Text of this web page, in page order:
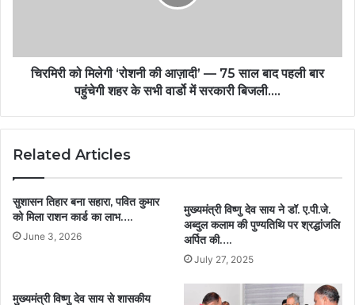
चिरमिरी को मिलेगी ‘रोशनी की आज़ादी’ — 75 साल बाद पहली बार
पहुंचेगी शहर के सभी वार्डो में सरकारी बिजली….
Related Articles
सुशासन तिहार बना सहारा, पवित कुमार
को मिला राशन कार्ड का लाभ….
June 3, 2026
मुख्यमंत्री विष्णु देव साय ने डॉ. ए.पी.जे.
अब्दुल कलाम की पुण्यतिथि पर श्रद्धांजलि
अर्पित की….
July 27, 2025
मुख्यमंत्री विष्णु देव साय से शासकीय